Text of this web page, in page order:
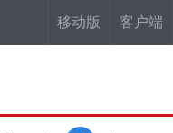
移动版 客户端